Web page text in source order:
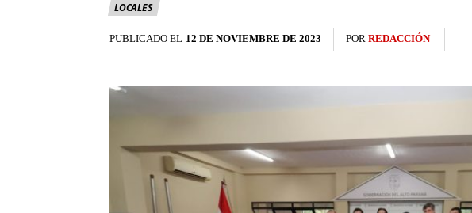
LOCALES
PUBLICADO EL 12 DE NOVIEMBRE DE 2023 POR REDACCIÓN